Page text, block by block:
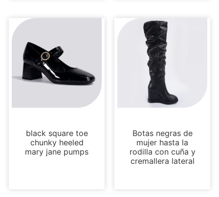
black square toe
chunky heeled
mary jane pumps
Botas negras de
mujer hasta la
rodilla con cuña y
cremallera lateral